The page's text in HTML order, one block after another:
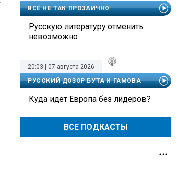
ВСЁ НЕ ТАК ПРОЗАИЧНО
Русскую литературу отменить
невозможно
20:03 | 07 августа 2026
РУССКИЙ ДОЗОР БУТА И ГАМОВА
Куда идет Европа без лидеров?
ВСЕ ПОДКАСТЫ